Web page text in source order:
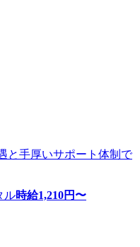
と手厚いサポート体制で
ル時給1,210円〜